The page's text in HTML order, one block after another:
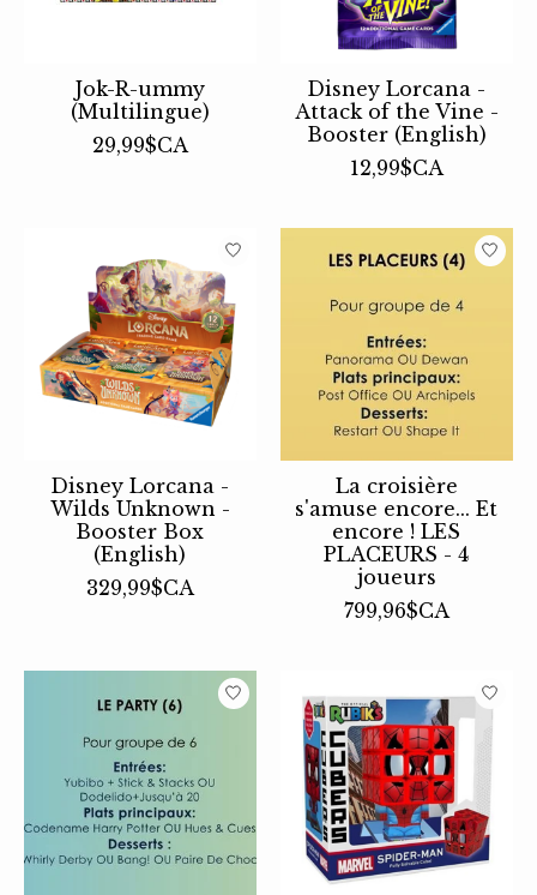
Jok-R-ummy
(Multilingue)
29,99$CA
Disney Lorcana -
Attack of the Vine -
Booster (English)
12,99$CA
Disney Lorcana -
Wilds Unknown -
Booster Box
(English)
329,99$CA
La croisière
s'amuse encore... Et
encore ! LES
PLACEURS - 4
joueurs
799,96$CA